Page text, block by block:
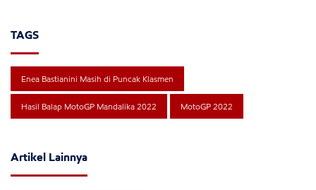
TAGS
Enea Bastianini Masih di Puncak Klasmen
Hasil Balap MotoGP Mandalika 2022 MotoGP 2022
Artikel Lainnya